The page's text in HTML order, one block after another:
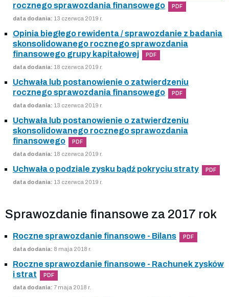
rocznego sprawozdania finansowego
PDF
data dodania: 13 czerwca 2019 r.
Opinia biegłego rewidenta / sprawozdanie z badania
skonsolidowanego rocznego sprawozdania
finansowego grupy kapitałowej
PDF
data dodania: 18 czerwca 2019 r.
Uchwała lub postanowienie o zatwierdzeniu
rocznego sprawozdania finansowego
PDF
data dodania: 13 czerwca 2019 r.
Uchwała lub postanowienie o zatwierdzeniu
skonsolidowanego rocznego sprawozdania
finansowego
PDF
data dodania: 18 czerwca 2019 r.
Uchwała o podziale zysku bądź pokryciu straty PDF
data dodania: 13 czerwca 2019 r.
Sprawozdanie finansowe za 2017 rok
Roczne sprawozdanie finansowe - Bilans PDF
data dodania: 8 maja 2018 r.
Roczne sprawozdanie finansowe - Rachunek zysków
i strat
PDF
data dodania: 7 maja 2018 r.